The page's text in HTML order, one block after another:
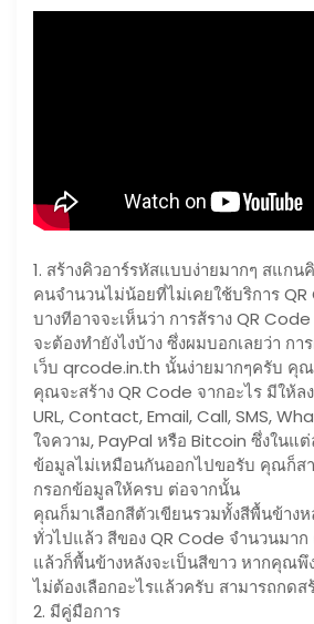
1. สร้างคิวอาร์รหัสแบบง่ายมากๆ สแกน
คนจำนวนไม่น้อยที่ไม่เคยใช้บริการ
บางทีอาจจะเห็นว่า การส้ราง QR
จะต้องทำยังไงบ้าง ซึ่งผมบอกเลยว่า ก
เว็บ qrcode.in.th นั้นง่ายมากๆครับ คุณ
คุณจะสร้าง QR Code จากอะไร มีให้ล
URL, Contact, Email, Call, SMS,
ใจความ, PayPal หรือ Bitcoin ซึ่งในแ
ข้อมูลไม่เหมือนกันออกไปขอรับ คุณก็ส
กรอกข้อมูลให้ครบ ต่อจากนั้น
คุณก็มาเลือกสีตัวเขียนรวมทั้งสีพื้นข้าง
ทั่วไปแล้ว สีของ QR Code จำนวนมาก
แล้วก็พื้นข้างหลังจะเป็นสีขาว หากคุณพึ
ไม่ต้องเลือกอะไรแล้วครับ สามารถกดส
2. มีคู่มือการ